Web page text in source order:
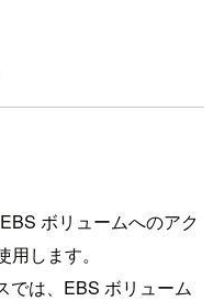
ボリュームへのアク
用します。
では、EBS ボリューム